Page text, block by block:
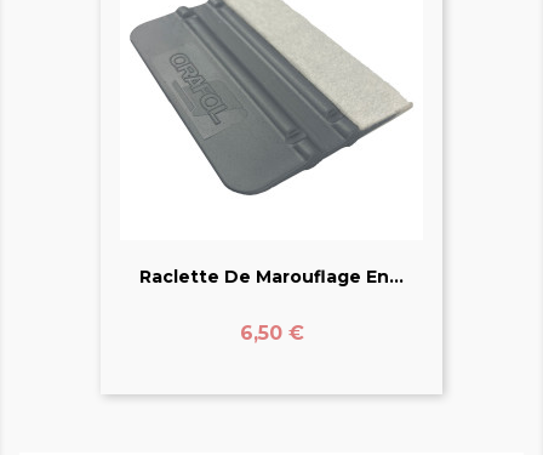
Raclette De Marouflage En...
Prix
6,50 €